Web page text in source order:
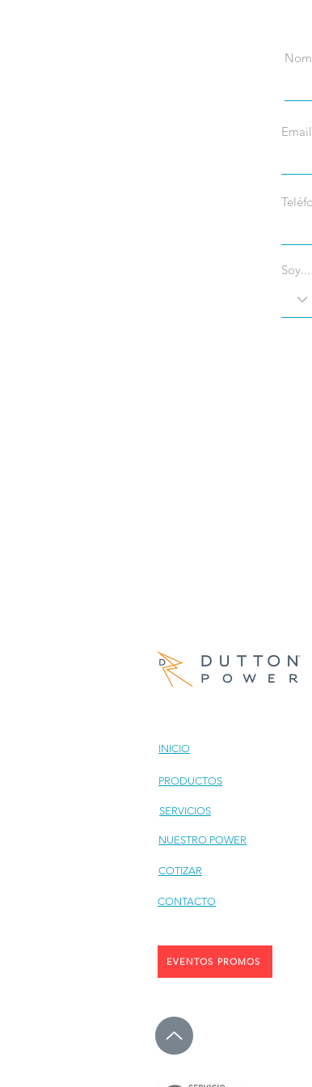
Email
Soy...
INICIO
PRODUCTOS
SERVICIOS
NUESTRO POWER
COTIZAR
CONTACTO
EVENTOS PROMOS